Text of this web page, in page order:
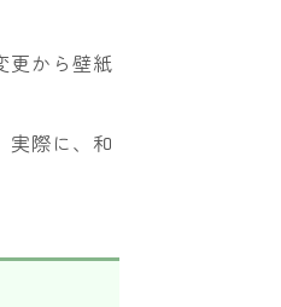
更から壁紙
実際に、和